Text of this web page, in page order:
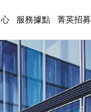
服務據點 菁英招募